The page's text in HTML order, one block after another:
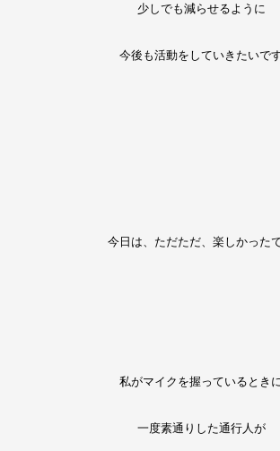
少しでも減らせるように
今後も活動をしていきたいで
今日は、ただただ、楽しかった
私がマイクを握っているときに
一度素通りした通行人が